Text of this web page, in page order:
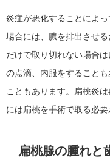
炎症が悪化することによ
場合には、膿を排出させ
だけで取り切れない場合
の点滴、内服をすること
こともあります。扁桃炎
には扁桃を手術で取る必要
扁桃腺の腫れと